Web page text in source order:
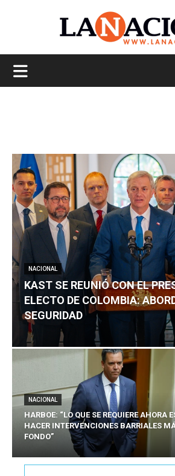
NACIONAL
KAST SE REUNIÓ CON EL
ELECTO DE COLOMBIA:
SEGURIDAD
NACIONAL
HARBOE: “LO QUE SE REQUIERE AHORA
HACER INTERVENCIONES BARRIALES
FONDO”